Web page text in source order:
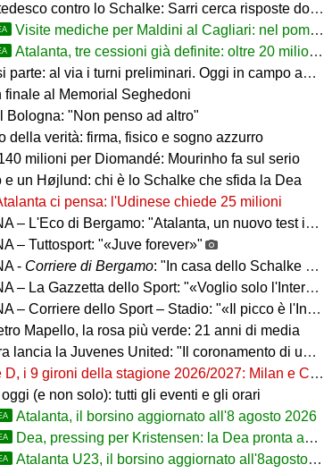
contro lo Schalke: Sarri cerca risposte dopo il ko con il Feyenoord
Visite mediche per Maldini al Cagliari: nel pomeriggio firma e ufficialità
Atalanta, tre cessioni già definite: oltre 20 milioni in arrivo. Ora il focus è su Diao
i turni preliminari. Oggi in campo anche Juventus, Inter, Roma, Napoli e le big di Serie A
finale al Memorial Seghedoni
Bologna: "Non penso ad altro"
della verità: firma, fisico e sogno azzurro
milioni per Diomandé: Mourinho fa sul serio
e un Højlund: chi è lo Schalke che sfida la Dea
ci pensa: l'Udinese chiede 25 milioni
di Bergamo: "Atalanta, un nuovo test internazionale oggi in Germania"
– Tuttosport: "«Juve forever»"
- Corriere di Bergamo: "In casa dello Schalke con CDK e il dubbio Scamacca-Krstovic"
– La Gazzetta dello Sport: "«Voglio solo l'Inter»"
– Corriere dello Sport – Stadio: "«Il picco è l'Inter»"
Mapello, la rosa più verde: 21 anni di media
United: "Il coronamento di un progetto, nove ragazzi del 2007 in prima squadra"
i 9 gironi della stagione 2026/2027: Milan e Chievo nel B, le bergamasche...
oggi (e non solo): tutti gli eventi e gli orari
Atalanta, il borsino aggiornato all'8 agosto 2026
Dea, pressing per Kristensen: la Dea pronta ad alzare l'offerta all'Udinese
Atalanta U23, il borsino aggiornato all'8agosto 2026. Cantiere aperto per Beati